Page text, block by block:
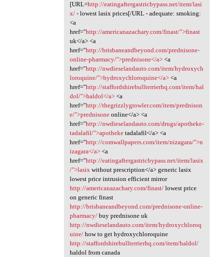
[URL=http://eatingaftergastricbypass.net/item/lasi
x/- lowest lasix prices[/URL - adequate: smoking:
<a
href="http://americanazachary.com/finast/">finast
uk</a> <a
href="http://brisbaneandbeyond.com/prednisone-
online-pharmacy/">prednisone</a><a
href="http://nwdieselandauto.com/item/hydroxych
loroquine/">hydroxychloroquine</a><a
href="http://staffordshirebullterrierhq.com/item/hal
dol/">haldol</a><a
href="http://thegrizzlygrowler.com/item/prednison
e/">prednisoneonline</a> <a
href="http://nwdieselandauto.com/drugs/apotheke-
tadalafil/">apotheketadalafil</a> <a
href="http://comwallpapers.com/item/nizagara/">n
izagara</a><a
href="http://eatingaftergastricbypass.net/item/lasix
/">lasix without prescription</a> generic lasix
lowest price intrusion efficient mirror
http://americanazachary.com/finast/lowest price
on generic finast
http://brisbaneandbeyond.com/prednisone-online-
pharmacy/buy prednisone uk
http://nwdieselandauto.com/item/hydroxychloroq
uine/how to get hydroxychloroquine
http://staffordshirebullterrierhq.com/item/haldol/
haldol from canada